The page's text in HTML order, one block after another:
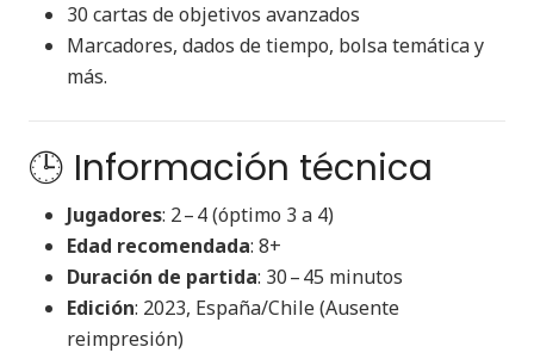
30 cartas de objetivos avanzados
Marcadores, dados de tiempo, bolsa temática y
más.
🕒 Información técnica
Jugadores: 2 – 4 (óptimo 3 a 4)
Edad recomendada: 8+
Duración de partida: 30 – 45 minutos
Edición: 2023, España/Chile (Ausente
reimpresión)